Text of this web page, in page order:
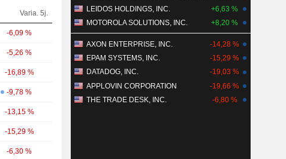
Varia. 5j.
-6,09 %
-5,26 %
-16,89 %
-9,78 %
-13,15 %
-15,29 %
-6,30 %
LEIDOS HOLDINGS, INC.
+6,63 %
MOTOROLA SOLUTIONS, INC.
+8,20 %
AXON ENTERPRISE, INC.
-14,28 %
EPAM SYSTEMS, INC.
-15,29 %
DATADOG, INC.
-19,03 %
APPLOVIN CORPORATION
-19,66 %
THE TRADE DESK, INC.
-6,80 %